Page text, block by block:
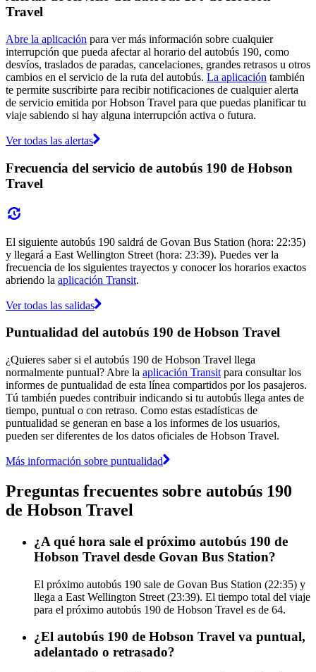
Travel
Abre la aplicación para ver más información sobre cualquier
interrupción que pueda afectar al horario del autobús 190, como
desvíos, traslados de paradas, cancelaciones, grandes retrasos u otros
cambios en el servicio de la ruta del autobús. La aplicación también
te permite suscribirte para recibir notificaciones de cualquier alerta
de servicio emitida por Hobson Travel para que puedas planificar tu
viaje sabiendo si hay alguna interrupción activa o futura.
Ver todas las alertas
Frecuencia del servicio de autobús 190 de Hobson
Travel
El siguiente autobús 190 saldrá de Govan Bus Station (hora: 22:35)
y llegará a East Wellington Street (hora: 23:39). Puedes ver la
frecuencia de los siguientes trayectos y conocer los horarios exactos
abriendo la aplicación Transit.
Ver todas las salidas
Puntualidad del autobús 190 de Hobson Travel
¿Quieres saber si el autobús 190 de Hobson Travel llega
normalmente puntual? Abre la aplicación Transit para consultar los
informes de puntualidad de esta línea compartidos por los pasajeros.
Tú también puedes contribuir indicando si tu autobús llega antes de
tiempo, puntual o con retraso. Como estas estadísticas de
puntualidad se generan en base a los informes de los usuarios,
pueden ser diferentes de los datos oficiales de Hobson Travel.
Más información sobre puntualidad
Preguntas frecuentes sobre autobús 190
de Hobson Travel
¿A qué hora sale el próximo autobús 190 de
Hobson Travel desde Govan Bus Station?
El próximo autobús 190 sale de Govan Bus Station (22:35) y
llega a East Wellington Street (23:39). El tiempo total del viaje
para el próximo autobús 190 de Hobson Travel es de 64.
¿El autobús 190 de Hobson Travel va puntual,
adelantado o retrasado?